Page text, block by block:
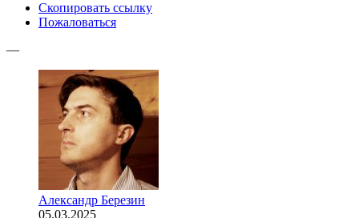
Скопировать ссылку
Пожаловаться
—
Александр Березин
05.03.2025